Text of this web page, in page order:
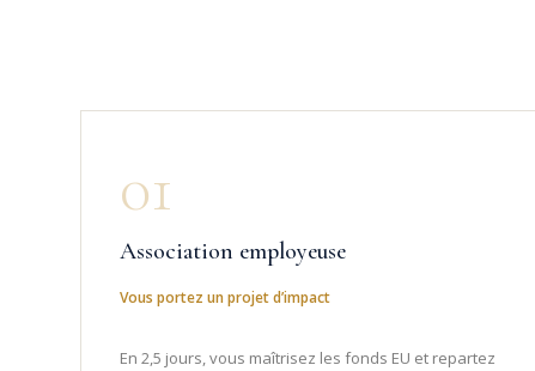
01
Association employeuse
Vous portez un projet d’impact
En 2,5 jours, vous maîtrisez les fonds EU et repartez